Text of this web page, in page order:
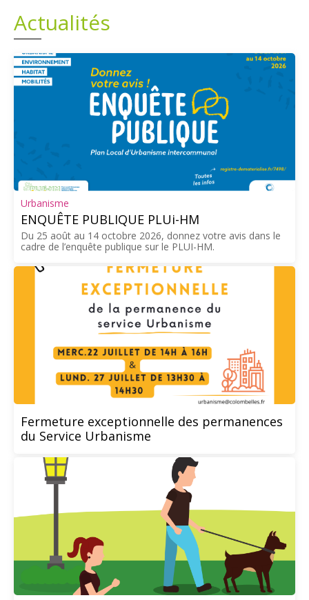
Actualités
Urbanisme
ENQUÊTE PUBLIQUE PLUi-HM
Du 25 août au 14 octobre 2026, donnez votre avis dans le
cadre de l’enquête publique sur le PLUI-HM.
Fermeture exceptionnelle des permanences
du Service Urbanisme
Plans
Demandes légales
Grands projets